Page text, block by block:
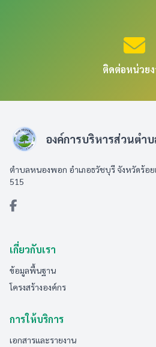
ติดต่อหน่วย
องค์การบริหารส่วนตำ
ตำบลหนองพอก อำเภอธวัชบุรี จังหวัดร้อ
515
เกี่ยวกับเรา
ข้อมูลพื้นฐาน
โครงสร้างองค์กร
การให้บริการ
เอกสารและรายงาน